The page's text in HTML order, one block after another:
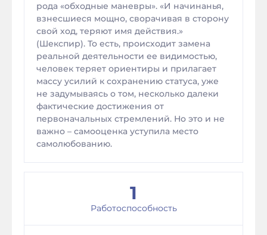
рода «обходные маневры». «И начинанья,
взнесшиеся мощно, сворачивая в сторону
свой ход, теряют имя действия.»
(Шекспир). То есть, происходит замена
реальной деятельности ее видимостью,
человек теряет ориентиры и прилагает
массу усилий к сохранению статуса, уже
не задумываясь о том, несколько далеки
фактические достижения от
первоначальных стремлений. Но это и не
важно – самооценка уступила место
самолюбованию.
1
Работоспособность